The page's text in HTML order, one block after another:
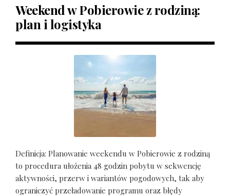
Weekend w Pobierowie z rodziną:
plan i logistyka
Definicja: Planowanie weekendu w Pobierowie z rodziną
to procedura ułożenia 48 godzin pobytu w sekwencję
aktywności, przerw i wariantów pogodowych, tak aby
ograniczyć przeładowanie programu oraz błędy